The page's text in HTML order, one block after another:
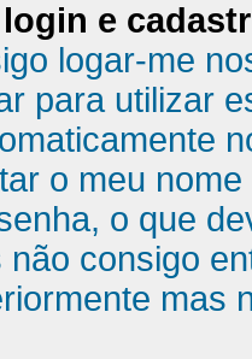
e
logar-me
para utilizar
o meu
o que
não consigo
mas